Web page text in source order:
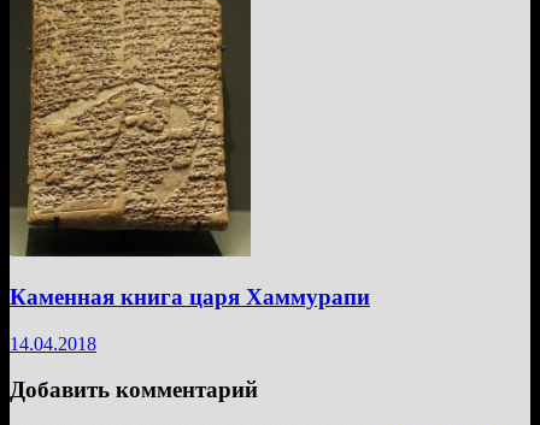
Каменная книга царя Хаммурапи
14.04.2018
Добавить комментарий